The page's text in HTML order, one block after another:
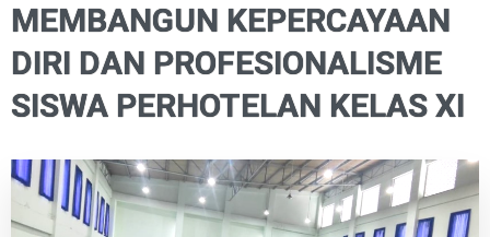
MEMBANGUN KEPERCAYAAN
DIRI DAN PROFESIONALISME
SISWA PERHOTELAN KELAS XI